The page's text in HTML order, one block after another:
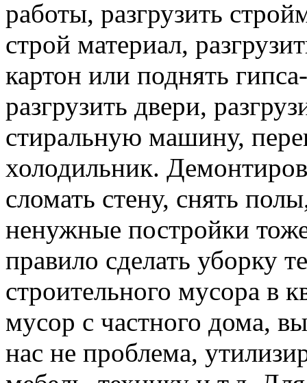
работы, разгрузить
строй материал,
картон или поднять
разгрузить двери,
стиральную машину,
холодильник.
сломать стену, снять
ненужные постройки
правило сделать уборку
строительного мусора в
мусор с частного дома,
нас не проблема,